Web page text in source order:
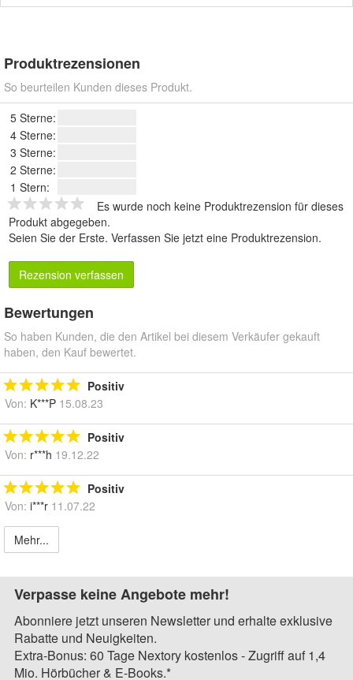
Produktrezensionen
So beurteilen Kunden dieses Produkt.
5 Sterne:
4 Sterne:
3 Sterne:
2 Sterne:
1 Stern:
Es wurde noch keine Produktrezension für dieses
Produkt abgegeben.
Seien Sie der Erste. Verfassen Sie jetzt eine Produktrezension.
Rezension verfassen
Bewertungen
So haben Kunden, die den Artikel bei diesem Verkäufer gekauft
haben, den Kauf bewertet.
Positiv
Von: K***P 15.08.23
Positiv
Von: r***h 19.12.22
Positiv
Von: i***r 11.07.22
Mehr...
Verpasse keine Angebote mehr!
Abonniere jetzt unseren Newsletter und erhalte exklusive
Rabatte und Neuigkeiten.
Extra-Bonus: 60 Tage Nextory kostenlos - Zugriff auf 1,4
Mio. Hörbücher & E-Books.*